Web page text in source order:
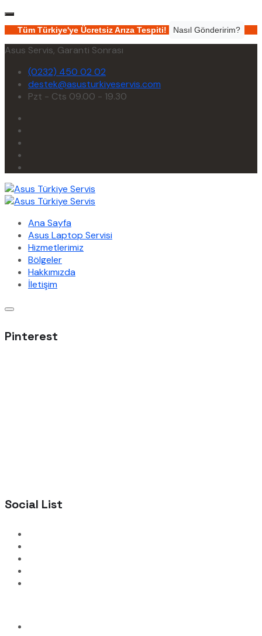
Tüm Türkiye'ye Ücretsiz Arıza Tespiti! Nasıl Gönderirim?
Asus Servis, Garanti Sonrası
(0232) 450 02 02
destek@asusturkiyeservis.com
Pzt - Cts 09.00 - 19.30
Ana Sayfa
Asus Laptop Servisi
Hizmetlerimiz
Bölgeler
Hakkımızda
İletişim
Pinterest
Social List